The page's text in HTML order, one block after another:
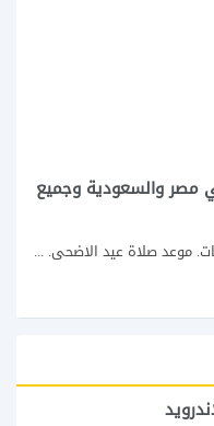
الاضحى 2018 – 1439 في مصر والسعودية وجميع
موعد عيد الاضحى 2018 موعد وقفة عرفات. موعد صلاة عيد الاضحى. موعد عيد الاضحى...